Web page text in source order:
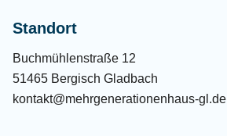
Standort
Buchmühlenstraße 12
51465 Bergisch Gladbach
kontakt@mehrgenerationenhaus-gl.de